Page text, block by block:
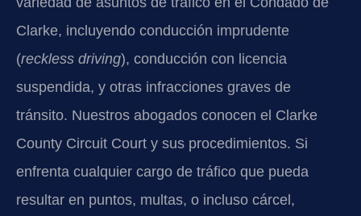
Clarke, incluyendo conducción imprudente
(reckless driving), conducción con licencia
suspendida, y otras infracciones graves de
tránsito. Nuestros abogados conocen el Clarke
County Circuit Court y sus procedimientos. Si
enfrenta cualquier cargo de tráfico que pueda
resultar en puntos, multas, o incluso cárcel,